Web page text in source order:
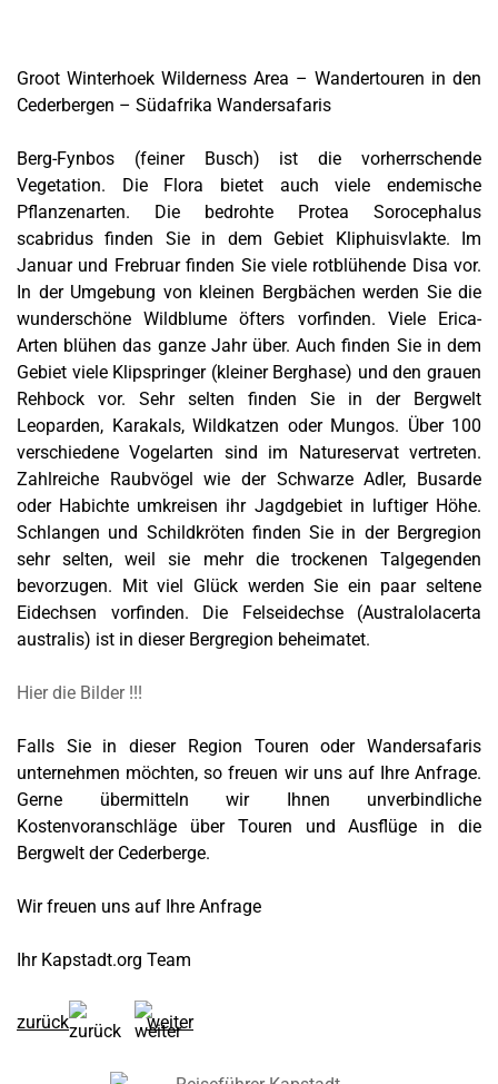
Groot Winterhoek Wilderness Area – Wandertouren in den
Cederbergen – Südafrika Wandersafaris
Berg-Fynbos (feiner Busch) ist die vorherrschende
Vegetation. Die Flora bietet auch viele endemische
Pflanzenarten. Die bedrohte Protea Sorocephalus
scabridus finden Sie in dem Gebiet Kliphuisvlakte. Im
Januar und Frebruar finden Sie viele rotblühende Disa vor.
In der Umgebung von kleinen Bergbächen werden Sie die
wunderschöne Wildblume öfters vorfinden. Viele Erica-
Arten blühen das ganze Jahr über. Auch finden Sie in dem
Gebiet viele Klipspringer (kleiner Berghase) und den grauen
Rehbock vor. Sehr selten finden Sie in der Bergwelt
Leoparden, Karakals, Wildkatzen oder Mungos. Über 100
verschiedene Vogelarten sind im Natureservat vertreten.
Zahlreiche Raubvögel wie der Schwarze Adler, Busarde
oder Habichte umkreisen ihr Jagdgebiet in luftiger Höhe.
Schlangen und Schildkröten finden Sie in der Bergregion
sehr selten, weil sie mehr die trockenen Talgegenden
bevorzugen. Mit viel Glück werden Sie ein paar seltene
Eidechsen vorfinden. Die Felseidechse (Australolacerta
australis) ist in dieser Bergregion beheimatet.
Hier die Bilder !!!
Falls Sie in dieser Region Touren oder Wandersafaris
unternehmen möchten, so freuen wir uns auf Ihre Anfrage.
Gerne übermitteln wir Ihnen unverbindliche
Kostenvoranschläge über Touren und Ausflüge in die
Bergwelt der Cederberge.
Wir freuen uns auf Ihre Anfrage
Ihr Kapstadt.org Team
zurück weiter